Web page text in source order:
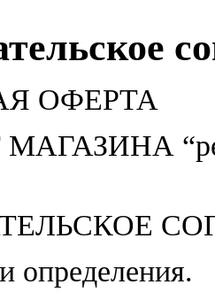
ОФЕРТА
определения.